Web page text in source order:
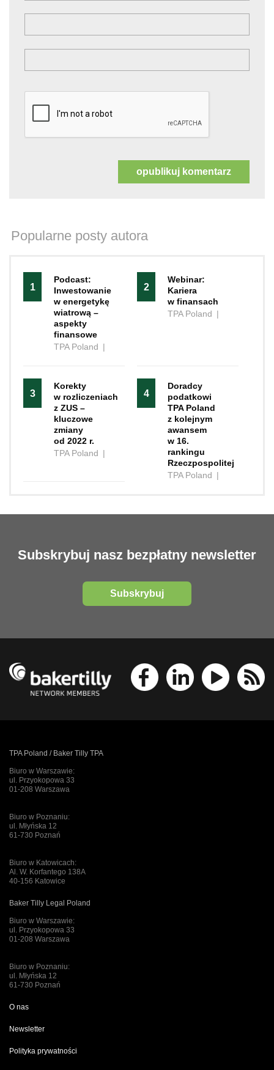
Popularne posty autora
1
Podcast:
Inwestowanie
w energetykę
wiatrową –
aspekty
finansowe
TPA Poland |
2
Webinar:
Kariera
w finansach
TPA Poland |
3
Korekty
w rozliczeniach
z ZUS –
kluczowe
zmiany
od 2022 r.
TPA Poland |
4
Doradcy
podatkowi
TPA Poland
z kolejnym
awansem
w 16.
rankingu
Rzeczpospolitej
TPA Poland |
Subskrybuj nasz bezpłatny newsletter
Subskrybuj
TPA Poland / Baker Tilly TPA
Biuro w Warszawie:
ul. Przyokopowa 33
01-208 Warszawa
Biuro w Poznaniu:
ul. Młyńska 12
61-730 Poznań
Biuro w Katowicach:
Al. W. Korfantego 138A
40-156 Katowice
Baker Tilly Legal Poland
Biuro w Warszawie:
ul. Przyokopowa 33
01-208 Warszawa
Biuro w Poznaniu:
ul. Młyńska 12
61-730 Poznań
O nas
Newsletter
Polityka prywatności